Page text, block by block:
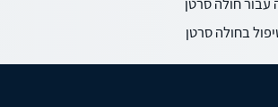
בחולה סרטן